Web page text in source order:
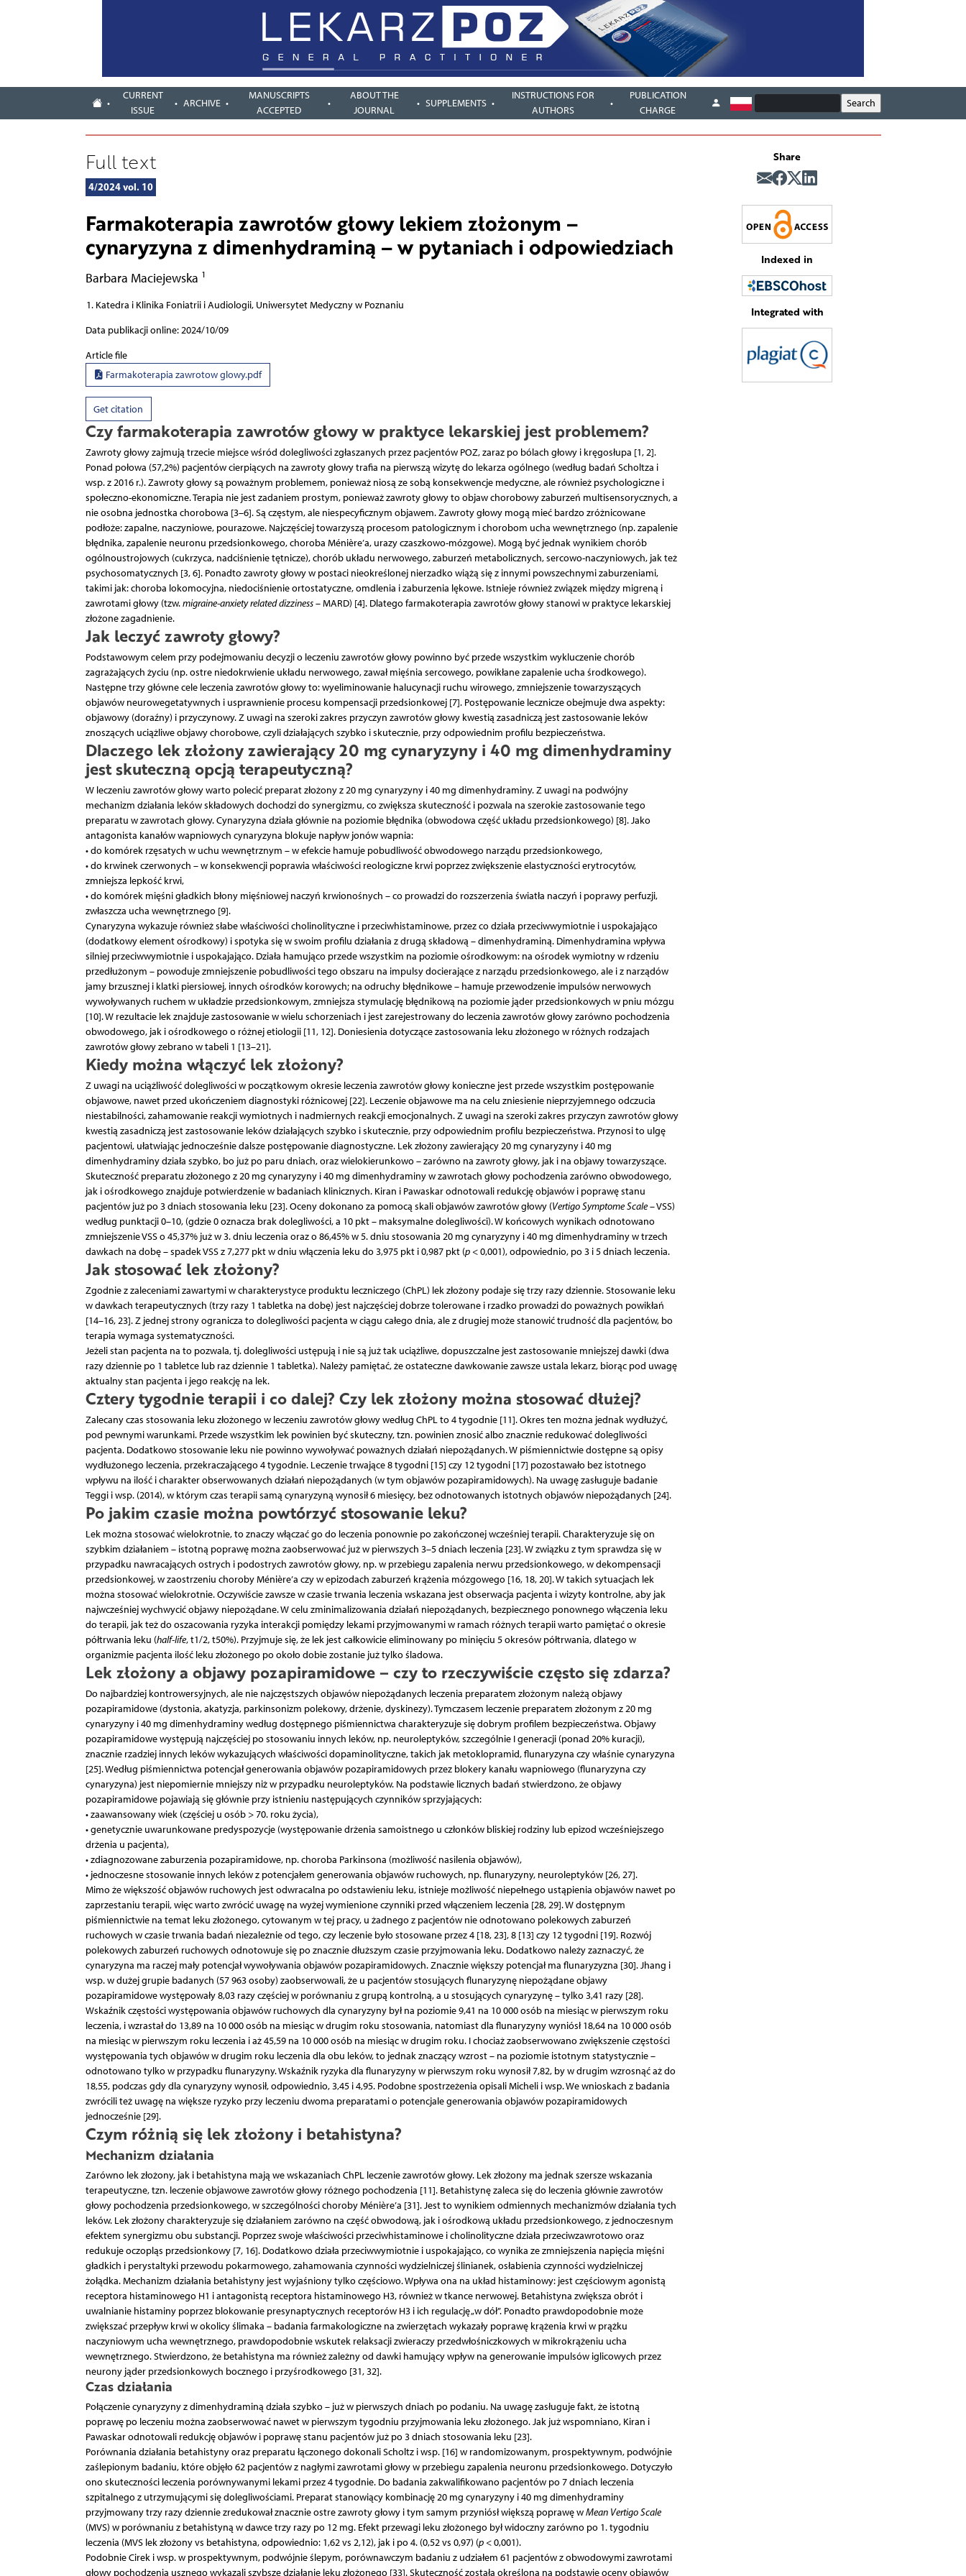
CURRENT
ISSUE
ARCHIVE
MANUSCRIPTS
ACCEPTED
ABOUT THE
JOURNAL
SUPPLEMENTS
INSTRUCTIONS FOR
AUTHORS
PUBLICATION
CHARGE
Full text
4/2024 vol. 10
Farmakoterapia zawrotów głowy lekiem złożonym –
cynaryzyna z dimenhydraminą – w pytaniach i odpowiedziach
Barbara Maciejewska 1
Katedra i Klinika Foniatrii i Audiologii, Uniwersytet Medyczny w Poznaniu
Data publikacji online: 2024/10/09
Article file
Farmakoterapia zawrotow glowy.pdf
Get citation
Czy farmakoterapia zawrotów głowy w praktyce lekarskiej jest problemem?
Zawroty głowy zajmują trzecie miejsce wśród dolegliwości zgłaszanych przez pacjentów POZ, zaraz po bólach głowy i kręgosłupa [1, 2].
Ponad połowa (57,2%) pacjentów cierpiących na zawroty głowy trafia na pierwszą wizytę do lekarza ogólnego (według badań Scholtza i
wsp. z 2016 r.). Zawroty głowy są poważnym problemem, ponieważ niosą ze sobą konsekwencje medyczne, ale również psychologiczne i
społeczno-ekonomiczne. Terapia nie jest zadaniem prostym, ponieważ zawroty głowy to objaw chorobowy zaburzeń multisensorycznych, a
nie osobna jednostka chorobowa [3–6]. Są częstym, ale niespecyficznym objawem. Zawroty głowy mogą mieć bardzo zróżnicowane
podłoże: zapalne, naczyniowe, pourazowe. Najczęściej towarzyszą procesom patologicznym i chorobom ucha wewnętrznego (np. zapalenie
błędnika, zapalenie neuronu przedsionkowego, choroba Ménière’a, urazy czaszkowo-mózgowe). Mogą być jednak wynikiem chorób
ogólnoustrojowych (cukrzyca, nadciśnienie tętnicze), chorób układu nerwowego, zaburzeń metabolicznych, sercowo-naczyniowych, jak też
psychosomatycznych [3, 6]. Ponadto zawroty głowy w postaci nieokreślonej nierzadko wiążą się z innymi powszechnymi zaburzeniami,
takimi jak: choroba lokomocyjna, niedociśnienie ortostatyczne, omdlenia i zaburzenia lękowe. Istnieje również związek między migreną i
zawrotami głowy (tzw.migraine-anxiety related dizziness– MARD) [4]. Dlatego farmakoterapia zawrotów głowy stanowi w praktyce lekarskiej
złożone zagadnienie.
Jak leczyć zawroty głowy?
Podstawowym celem przy podejmowaniu decyzji o leczeniu zawrotów głowy powinno być przede wszystkim wykluczenie chorób
zagrażających życiu (np. ostre niedokrwienie układu nerwowego, zawał mięśnia sercowego, powikłane zapalenie ucha środkowego).
Następne trzy główne cele leczenia zawrotów głowy to: wyeliminowanie halucynacji ruchu wirowego, zmniejszenie towarzyszących
objawów neurowegetatywnych i usprawnienie procesu kompensacji przedsionkowej [7]. Postępowanie lecznicze obejmuje dwa aspekty:
objawowy (doraźny) i przyczynowy. Z uwagi na szeroki zakres przyczyn zawrotów głowy kwestią zasadniczą jest zastosowanie leków
znoszących uciążliwe objawy chorobowe, czyli działających szybko i skutecznie, przy odpowiednim profilu bezpieczeństwa.
Dlaczego lek złożony zawierający 20 mg cynaryzyny i 40 mg dimenhydraminy
jest skuteczną opcją terapeutyczną?
W leczeniu zawrotów głowy warto polecić preparat złożony z 20 mg cynaryzyny i 40 mg dimenhydraminy. Z uwagi na podwójny
mechanizm działania leków składowych dochodzi do synergizmu, co zwiększa skuteczność i pozwala na szerokie zastosowanie tego
preparatu w zawrotach głowy. Cynaryzyna działa głównie na poziomie błędnika (obwodowa część układu przedsionkowego) [8]. Jako
antagonista kanałów wapniowych cynaryzyna blokuje napływ jonów wapnia:
• do komórek rzęsatych w uchu wewnętrznym – w efekcie hamuje pobudliwość obwodowego narządu przedsionkowego,
• do krwinek czerwonych – w konsekwencji poprawia właściwości reologiczne krwi poprzez zwiększenie elastyczności erytrocytów,
zmniejsza lepkość krwi,
• do komórek mięśni gładkich błony mięśniowej naczyń krwionośnych – co prowadzi do rozszerzenia światła naczyń i poprawy perfuzji,
zwłaszcza ucha wewnętrznego [9].
Cynaryzyna wykazuje również słabe właściwości cholinolityczne i przeciwhistaminowe, przez co działa przeciwwymiotnie i uspokajająco
(dodatkowy element ośrodkowy) i spotyka się w swoim profilu działania z drugą składową – dimenhydraminą. Dimenhydramina wpływa
silniej przeciwwymiotnie i uspokajająco. Działa hamująco przede wszystkim na poziomie ośrodkowym: na ośrodek wymiotny w rdzeniu
przedłużonym – powoduje zmniejszenie pobudliwości tego obszaru na impulsy docierające z narządu przedsionkowego, ale i z narządów
jamy brzusznej i klatki piersiowej, innych ośrodków korowych; na odruchy błędnikowe – hamuje przewodzenie impulsów nerwowych
wywoływanych ruchem w układzie przedsionkowym, zmniejsza stymulację błędnikową na poziomie jąder przedsionkowych w pniu mózgu
[10]. W rezultacie lek znajduje zastosowanie w wielu schorzeniach i jest zarejestrowany do leczenia zawrotów głowy zarówno pochodzenia
obwodowego, jak i ośrodkowego o różnej etiologii [11, 12]. Doniesienia dotyczące zastosowania leku złożonego w różnych rodzajach
zawrotów głowy zebrano w tabeli 1 [13–21].
Kiedy można włączyć lek złożony?
Z uwagi na uciążliwość dolegliwości w początkowym okresie leczenia zawrotów głowy konieczne jest przede wszystkim postępowanie
objawowe, nawet przed ukończeniem diagnostyki różnicowej [22]. Leczenie objawowe ma na celu zniesienie nieprzyjemnego odczucia
niestabilności, zahamowanie reakcji wymiotnych i nadmiernych reakcji emocjonalnych. Z uwagi na szeroki zakres przyczyn zawrotów głowy
kwestią zasadniczą jest zastosowanie leków działających szybko i skutecznie, przy odpowiednim profilu bezpieczeństwa. Przynosi to ulgę
pacjentowi, ułatwiając jednocześnie dalsze postępowanie diagnostyczne. Lek złożony zawierający 20 mg cynaryzyny i 40 mg
dimenhydraminy działa szybko, bo już po paru dniach, oraz wielokierunkowo – zarówno na zawroty głowy, jak i na objawy towarzyszące.
Skuteczność preparatu złożonego z 20 mg cynaryzyny i 40 mg dimenhydraminy w zawrotach głowy pochodzenia zarówno obwodowego,
jak i ośrodkowego znajduje potwierdzenie w badaniach klinicznych. Kiran i Pawaskar odnotowali redukcję objawów i poprawę stanu
pacjentów już po 3 dniach stosowania leku [23]. Oceny dokonano za pomocą skali objawów zawrotów głowy (Vertigo Symptome Scale– VSS)
według punktacji 0–10, (gdzie 0 oznacza brak dolegliwości, a 10 pkt – maksymalne dolegliwości). W końcowych wynikach odnotowano
zmniejszenie VSS o 45,37% już w 3. dniu leczenia oraz o 86,45% w 5. dniu stosowania 20 mg cynaryzyny i 40 mg dimenhydraminy w trzech
dawkach na dobę – spadek VSS z 7,277 pkt w dniu włączenia leku do 3,975 pkt i 0,987 pkt (p< 0,001), odpowiednio, po 3 i 5 dniach leczenia.
Jak stosować lek złożony?
Zgodnie z zaleceniami zawartymi w charakterystyce produktu leczniczego (ChPL) lek złożony podaje się trzy razy dziennie. Stosowanie leku
w dawkach terapeutycznych (trzy razy 1 tabletka na dobę) jest najczęściej dobrze tolerowane i rzadko prowadzi do poważnych powikłań
[14–16, 23]. Z jednej strony ogranicza to dolegliwości pacjenta w ciągu całego dnia, ale z drugiej może stanowić trudność dla pacjentów, bo
terapia wymaga systematyczności.
Jeżeli stan pacjenta na to pozwala, tj. dolegliwości ustępują i nie są już tak uciążliwe, dopuszczalne jest zastosowanie mniejszej dawki (dwa
razy dziennie po 1 tabletce lub raz dziennie 1 tabletka). Należy pamiętać, że ostateczne dawkowanie zawsze ustala lekarz, biorąc pod uwagę
aktualny stan pacjenta i jego reakcję na lek.
Cztery tygodnie terapii i co dalej? Czy lek złożony można stosować dłużej?
Zalecany czas stosowania leku złożonego w leczeniu zawrotów głowy według ChPL to 4 tygodnie [11]. Okres ten można jednak wydłużyć,
pod pewnymi warunkami. Przede wszystkim lek powinien być skuteczny, tzn. powinien znosić albo znacznie redukować dolegliwości
pacjenta. Dodatkowo stosowanie leku nie powinno wywoływać poważnych działań niepożądanych. W piśmiennictwie dostępne są opisy
wydłużonego leczenia, przekraczającego 4 tygodnie. Leczenie trwające 8 tygodni [15] czy 12 tygodni [17] pozostawało bez istotnego
wpływu na ilość i charakter obserwowanych działań niepożądanych (w tym objawów pozapiramidowych). Na uwagę zasługuje badanie
Teggi i wsp. (2014), w którym czas terapii samą cynaryzyną wynosił 6 miesięcy, bez odnotowanych istotnych objawów niepożądanych [24].
Po jakim czasie można powtórzyć stosowanie leku?
Lek można stosować wielokrotnie, to znaczy włączać go do leczenia ponownie po zakończonej wcześniej terapii. Charakteryzuje się on
szybkim działaniem – istotną poprawę można zaobserwować już w pierwszych 3–5 dniach leczenia [23]. W związku z tym sprawdza się w
przypadku nawracających ostrych i podostrych zawrotów głowy, np. w przebiegu zapalenia nerwu przedsionkowego, w dekompensacji
przedsionkowej, w zaostrzeniu choroby Ménière’a czy w epizodach zaburzeń krążenia mózgowego [16, 18, 20]. W takich sytuacjach lek
można stosować wielokrotnie. Oczywiście zawsze w czasie trwania leczenia wskazana jest obserwacja pacjenta i wizyty kontrolne, aby jak
najwcześniej wychwycić objawy niepożądane. W celu zminimalizowania działań niepożądanych, bezpiecznego ponownego włączenia leku
do terapii, jak też do oszacowania ryzyka interakcji pomiędzy lekami przyjmowanymi w ramach różnych terapii warto pamiętać o okresie
półtrwania leku (half-life, t1/2, t50%). Przyjmuje się, że lek jest całkowicie eliminowany po minięciu 5 okresów półtrwania, dlatego w
organizmie pacjenta ilość leku złożonego po około dobie zostanie już tylko śladowa.
Lek złożony a objawy pozapiramidowe – czy to rzeczywiście często się zdarza?
Do najbardziej kontrowersyjnych, ale nie najczęstszych objawów niepożądanych leczenia preparatem złożonym należą objawy
pozapiramidowe (dystonia, akatyzja, parkinsonizm polekowy, drżenie, dyskinezy). Tymczasem leczenie preparatem złożonym z 20 mg
cynaryzyny i 40 mg dimenhydraminy według dostępnego piśmiennictwa charakteryzuje się dobrym profilem bezpieczeństwa. Objawy
pozapiramidowe występują najczęściej po stosowaniu innych leków, np. neuroleptyków, szczególnie I generacji (ponad 20% kuracji),
znacznie rzadziej innych leków wykazujących właściwości dopaminolityczne, takich jak metoklopramid, flunaryzyna czy właśnie cynaryzyna
[25]. Według piśmiennictwa potencjał generowania objawów pozapiramidowych przez blokery kanału wapniowego (flunaryzyna czy
cynaryzyna) jest niepomiernie mniejszy niż w przypadku neuroleptyków. Na podstawie licznych badań stwierdzono, że objawy
pozapiramidowe pojawiają się głównie przy istnieniu następujących czynników sprzyjających:
• zaawansowany wiek (częściej u osób > 70. roku życia),
• genetycznie uwarunkowane predyspozycje (występowanie drżenia samoistnego u członków bliskiej rodziny lub epizod wcześniejszego
drżenia u pacjenta),
• zdiagnozowane zaburzenia pozapiramidowe, np. choroba Parkinsona (możliwość nasilenia objawów),
• jednoczesne stosowanie innych leków z potencjałem generowania objawów ruchowych, np. flunaryzyny, neuroleptyków [26, 27].
Mimo że większość objawów ruchowych jest odwracalna po odstawieniu leku, istnieje możliwość niepełnego ustąpienia objawów nawet po
zaprzestaniu terapii, więc warto zwrócić uwagę na wyżej wymienione czynniki przed włączeniem leczenia [28, 29]. W dostępnym
piśmiennictwie na temat leku złożonego, cytowanym w tej pracy, u żadnego z pacjentów nie odnotowano polekowych zaburzeń
ruchowych w czasie trwania badań niezależnie od tego, czy leczenie było stosowane przez 4 [18, 23], 8 [13] czy 12 tygodni [19]. Rozwój
polekowych zaburzeń ruchowych odnotowuje się po znacznie dłuższym czasie przyjmowania leku. Dodatkowo należy zaznaczyć, że
cynaryzyna ma raczej mały potencjał wywoływania objawów pozapiramidowych. Znacznie większy potencjał ma flunaryzyzna [30]. Jhang i
wsp. w dużej grupie badanych (57 963 osoby) zaobserwowali, że u pacjentów stosujących flunaryzynę niepożądane objawy
pozapiramidowe występowały 8,03 razy częściej w porównaniu z grupą kontrolną, a u stosujących cynaryzynę – tylko 3,41 razy [28].
Wskaźnik częstości występowania objawów ruchowych dla cynaryzyny był na poziomie 9,41 na 10 000 osób na miesiąc w pierwszym roku
leczenia, i wzrastał do 13,89 na 10 000 osób na miesiąc w drugim roku stosowania, natomiast dla flunaryzyny wyniósł 18,64 na 10 000 osób
na miesiąc w pierwszym roku leczenia i aż 45,59 na 10 000 osób na miesiąc w drugim roku. I chociaż zaobserwowano zwiększenie częstości
występowania tych objawów w drugim roku leczenia dla obu leków, to jednak znaczący wzrost – na poziomie istotnym statystycznie –
odnotowano tylko w przypadku flunaryzyny. Wskaźnik ryzyka dla flunaryzyny w pierwszym roku wynosił 7,82, by w drugim wzrosnąć aż do
18,55, podczas gdy dla cynaryzyny wynosił, odpowiednio, 3,45 i 4,95. Podobne spostrzeżenia opisali Micheli i wsp. We wnioskach z badania
zwrócili też uwagę na większe ryzyko przy leczeniu dwoma preparatami o potencjale generowania objawów pozapiramidowych
jednocześnie [29].
Czym różnią się lek złożony i betahistyna?
Mechanizm działania
Zarówno lek złożony, jak i betahistyna mają we wskazaniach ChPL leczenie zawrotów głowy. Lek złożony ma jednak szersze wskazania
terapeutyczne, tzn. leczenie objawowe zawrotów głowy różnego pochodzenia [11]. Betahistynę zaleca się do leczenia głównie zawrotów
głowy pochodzenia przedsionkowego, w szczególności choroby Ménière’a [31]. Jest to wynikiem odmiennych mechanizmów działania tych
leków. Lek złożony charakteryzuje się działaniem zarówno na część obwodową, jak i ośrodkową układu przedsionkowego, z jednoczesnym
efektem synergizmu obu substancji. Poprzez swoje właściwości przeciwhistaminowe i cholinolityczne działa przeciwzawrotowo oraz
redukuje oczopląs przedsionkowy [7, 16]. Dodatkowo działa przeciwwymiotnie i uspokajająco, co wynika ze zmniejszenia napięcia mięśni
gładkich i perystaltyki przewodu pokarmowego, zahamowania czynności wydzielniczej ślinianek, osłabienia czynności wydzielniczej
żołądka. Mechanizm działania betahistyny jest wyjaśniony tylko częściowo. Wpływa ona na układ histaminowy: jest częściowym agonistą
receptora histaminowego H1 i antagonistą receptora histaminowego H3, również w tkance nerwowej. Betahistyna zwiększa obrót i
uwalnianie histaminy poprzez blokowanie presynaptycznych receptorów H3 i ich regulację „w dół”. Ponadto prawdopodobnie może
zwiększać przepływ krwi w okolicy ślimaka – badania farmakologiczne na zwierzętach wykazały poprawę krążenia krwi w prążku
naczyniowym ucha wewnętrznego, prawdopodobnie wskutek relaksacji zwieraczy przedwłośniczkowych w mikrokrążeniu ucha
wewnętrznego. Stwierdzono, że betahistyna ma również zależny od dawki hamujący wpływ na generowanie impulsów iglicowych przez
neurony jąder przedsionkowych bocznego i przyśrodkowego [31, 32].
Czas działania
Połączenie cynaryzyny z dimenhydraminą działa szybko – już w pierwszych dniach po podaniu. Na uwagę zasługuje fakt, że istotną
poprawę po leczeniu można zaobserwować nawet w pierwszym tygodniu przyjmowania leku złożonego. Jak już wspomniano, Kiran i
Pawaskar odnotowali redukcję objawów i poprawę stanu pacjentów już po 3 dniach stosowania leku [23].
Porównania działania betahistyny oraz preparatu łączonego dokonali Scholtz i wsp. [16] w randomizowanym, prospektywnym, podwójnie
zaślepionym badaniu, które objęło 62 pacjentów z nagłymi zawrotami głowy w przebiegu zapalenia neuronu przedsionkowego. Dotyczyło
ono skuteczności leczenia porównywanymi lekami przez 4 tygodnie. Do badania zakwalifikowano pacjentów po 7 dniach leczenia
szpitalnego z utrzymującymi się dolegliwościami. Preparat stanowiący kombinację 20 mg cynaryzyny i 40 mg dimenhydraminy
przyjmowany trzy razy dziennie zredukował znacznie ostre zawroty głowy i tym samym przyniósł większą poprawę wMean Vertigo Scale
(MVS) w porównaniu z betahistyną w dawce trzy razy po 12 mg. Efekt przewagi leku złożonego był widoczny zarówno po 1. tygodniu
leczenia (MVS lek złożony vs betahistyna, odpowiednio: 1,62 vs 2,12), jak i po 4. (0,52 vs 0,97) (p< 0,001).
Podobnie Cirek i wsp. w prospektywnym, podwójnie ślepym, porównawczym badaniu z udziałem 61 pacjentów z obwodowymi zawrotami
głowy pochodzenia usznego wykazali szybsze działanie leku złożonego [33]. Skuteczność została określona na podstawie oceny objawów
Share
Indexed in
Integrated with